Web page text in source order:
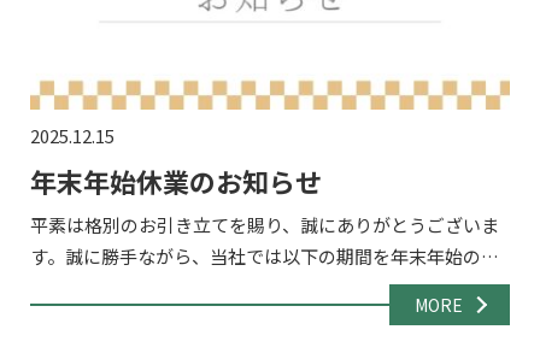
2025.12.15
年末年始休業のお知らせ
平素は格別のお引き立てを賜り、誠にありがとうございま
す。誠に勝手ながら、当社では以下の期間を年末年始の休
業期間とさせていただきます。 休業期間2025年12月27日
（土）～2024年1月4日（日） 休業期間中のお問い合わ […]
MORE